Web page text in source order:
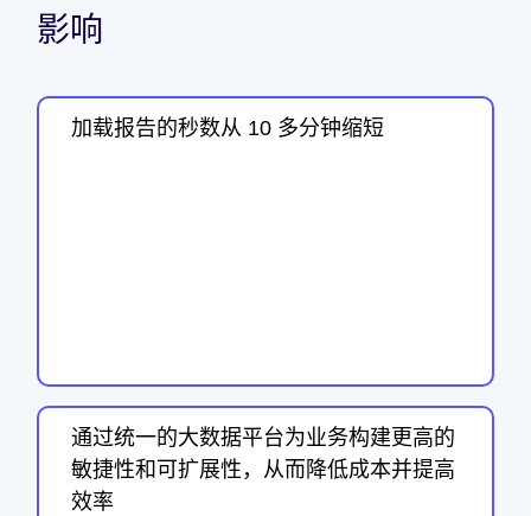
影响
加载报告的秒数从 10 多分钟缩短
通过统一的大数据平台为业务构建更高的
敏捷性和可扩展性，从而降低成本并提高
效率